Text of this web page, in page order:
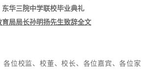
东华三院中学联校毕业典礼
育局局长孙明扬先生致辞全文
各位校监、校董、校长、各位嘉宾、各位家